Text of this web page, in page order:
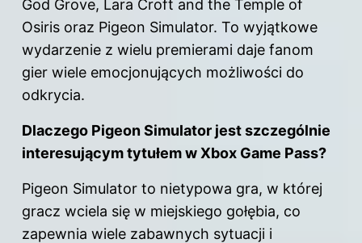
God Grove, Lara Croft and the Temple of
Osiris oraz Pigeon Simulator. To wyjątkowe
wydarzenie z wielu premierami daje fanom
gier wiele emocjonujących możliwości do
odkrycia.
Dlaczego Pigeon Simulator jest szczególnie
interesującym tytułem w Xbox Game Pass?
Pigeon Simulator to nietypowa gra, w której
gracz wciela się w miejskiego gołębia, co
zapewnia wiele zabawnych sytuacji i